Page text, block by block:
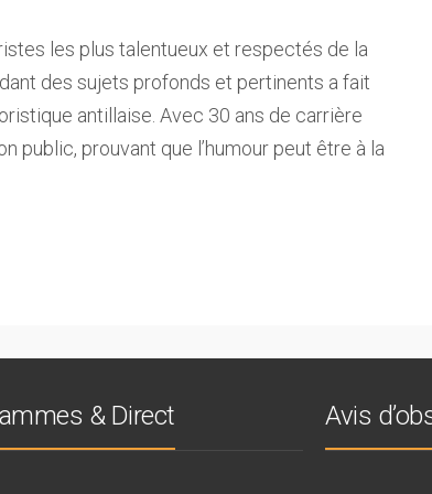
les plus talentueux et respectés de la
des sujets profonds et pertinents a fait
antillaise. Avec 30 ans de carrière
public, prouvant que l’humour peut être à la
& Direct Avis